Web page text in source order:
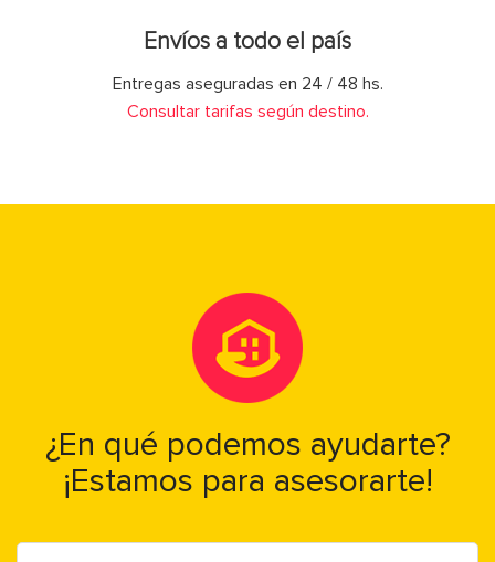
Envíos a todo el país
Entregas aseguradas en 24 / 48 hs.
Consultar tarifas según destino.
¿En qué podemos ayudarte?
¡Estamos para asesorarte!